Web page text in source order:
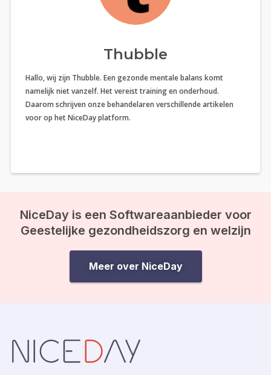
Thubble
Hallo, wij zijn Thubble. Een gezonde mentale balans komt
namelijk niet vanzelf. Het vereist training en onderhoud.
Daarom schrijven onze behandelaren verschillende artikelen
voor op het NiceDay platform.
NiceDay is een Softwareaanbieder voor
Geestelijke gezondheidszorg en welzijn
Meer over NiceDay